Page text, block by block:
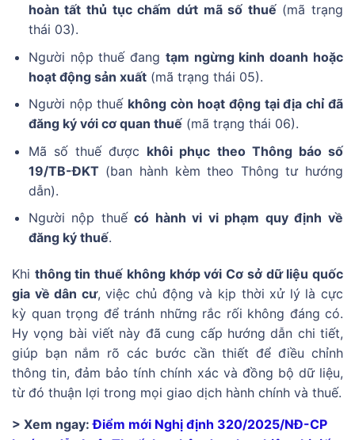
hoàn tất thủ tục chấm dứt mã số thuế(mã trạng
thái 03).
Người nộp thuế đang tạm ngừng kinh doanh hoặc
hoạt động sản xuất(mã trạng thái 05).
Người nộp thuế không còn hoạt động tại địa chỉ đã
đăng ký với cơ quan thuế(mã trạng thái 06).
Mã số thuế được khôi phục theo Thông báo số
19/TB-ĐKT (ban hành kèm theo Thông tư hướng
dẫn).
Người nộp thuếcó hành vi vi phạm quy định về
đăng ký thuế.
Khi thông tin thuế không khớp với Cơ sở dữ liệu quốc
gia về dân cư, việc chủ động và kịp thời xử lý là cực
kỳ quan trọng để tránh những rắc rối không đáng có.
Hy vọng bài viết này đã cung cấp hướng dẫn chi tiết,
giúp bạn nắm rõ các bước cần thiết để điều chỉnh
thông tin, đảm bảo tính chính xác và đồng bộ dữ liệu,
từ đó thuận lợi trong mọi giao dịch hành chính và thuế.
> Xem ngay:Điểm mới Nghị định 320/2025/NĐ-CP